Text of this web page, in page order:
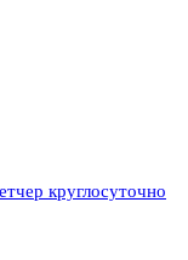
круглосуточно